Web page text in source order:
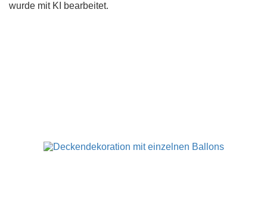
wurde mit KI bearbeitet.